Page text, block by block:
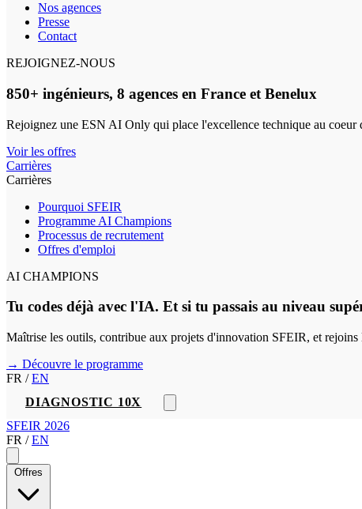
Nos agences
Presse
Contact
REJOIGNEZ-NOUS
850+ ingénieurs, 8 agences en France et Benelux
Rejoignez une ESN AI Only qui place l'excellence technique au coeur
Voir les offres
Carrières
Carrières
Pourquoi SFEIR
Programme AI Champions
Processus de recrutement
Offres d'emploi
AI CHAMPIONS
Tu codes déjà avec l'IA. Et si tu passais au niveau
Maîtrise les outils, contribue aux projets d'innovation SFEIR, et rejoins
→ Découvre le programme
FR / EN
DIAGNOSTIC 10X
SFEIR 2026
FR / EN
Offres